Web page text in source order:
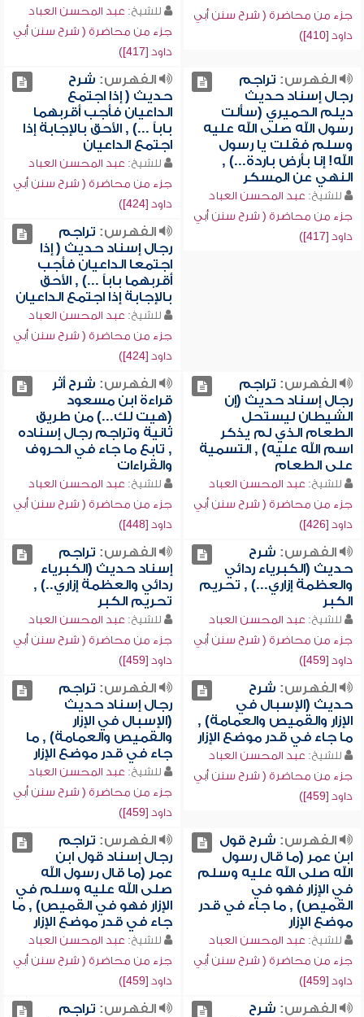
جزء من محاضرة ( شرح سنن أبي
داود [410])
للشيخ: عبد المحسن العباد
جزء من محاضرة ( شرح سنن أبي
داود [417])
الفهرس: تراجم
رجال إسناد حديث
ديلم الحميري (سألت
رسول الله صلى الله عليه
وسلم فقلت يا رسول
الله! إنا بأرض باردة...) ,
النهي عن المسكر
للشيخ: عبد المحسن العباد
جزء من محاضرة ( شرح سنن أبي
داود [417])
الفهرس: شرح
حديث ( إذا اجتمع
الداعيان فأجب أقربهما
باباً ...) , الأحق بالإجابة إذا
اجتمع الداعيان
للشيخ: عبد المحسن العباد
جزء من محاضرة ( شرح سنن أبي
داود [424])
الفهرس: تراجم
رجال إسناد حديث ( إذا
اجتمعا الداعيان فأجب
أقربهما باباً ...) , الأحق
بالإجابة إذا اجتمع الداعيان
للشيخ: عبد المحسن العباد
جزء من محاضرة ( شرح سنن أبي
داود [424])
الفهرس: تراجم
رجال إسناد حديث (إن
الشيطان ليستحل
الطعام الذي لم يذكر
اسم الله عليه) , التسمية
على الطعام
للشيخ: عبد المحسن العباد
جزء من محاضرة ( شرح سنن أبي
داود [426])
الفهرس: شرح أثر
قراءة ابن مسعود
(هيت لك...) من طريق
ثانية وتراجم رجال إسناده
, تابع ما جاء في الحروف
والقراءات
للشيخ: عبد المحسن العباد
جزء من محاضرة ( شرح سنن أبي
داود [448])
الفهرس: شرح
حديث (الكبرياء ردائي
والعظمة إزاري...) , تحريم
الكبر
للشيخ: عبد المحسن العباد
جزء من محاضرة ( شرح سنن أبي
داود [459])
الفهرس: تراجم
إسناد حديث (الكبرياء
ردائي والعظمة إزاري..) ,
تحريم الكبر
للشيخ: عبد المحسن العباد
جزء من محاضرة ( شرح سنن أبي
داود [459])
الفهرس: شرح
حديث (الإسبال في
الإزار والقميص والعمامة) ,
ما جاء في قدر موضع الإزار
للشيخ: عبد المحسن العباد
جزء من محاضرة ( شرح سنن أبي
داود [459])
الفهرس: تراجم
رجال إسناد حديث
(الإسبال في الإزار
والقميص والعمامة) , ما
جاء في قدر موضع الإزار
للشيخ: عبد المحسن العباد
جزء من محاضرة ( شرح سنن أبي
داود [459])
الفهرس: شرح قول
ابن عمر (ما قال رسول
الله صلى الله عليه وسلم
في الإزار فهو في
القميص) , ما جاء في قدر
موضع الإزار
للشيخ: عبد المحسن العباد
جزء من محاضرة ( شرح سنن أبي
داود [459])
الفهرس: تراجم
رجال إسناد قول ابن
عمر (ما قال رسول الله
صلى الله عليه وسلم في
الإزار فهو في القميص) , ما
جاء في قدر موضع الإزار
للشيخ: عبد المحسن العباد
جزء من محاضرة ( شرح سنن أبي
داود [459])
الفهرس: شرح
الفهرس: تراجم